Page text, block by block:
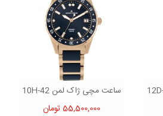
ساعت مچی ژاک لمن 42-10H
55,500,000 تومان